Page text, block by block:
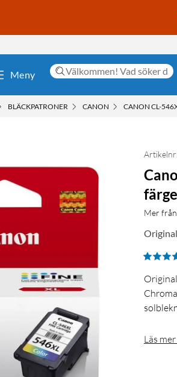
Meny
BLÄCKPATRONER CANON CANON CL-
Mer
Läs